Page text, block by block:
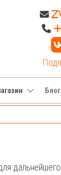
Блог
дальнейшего